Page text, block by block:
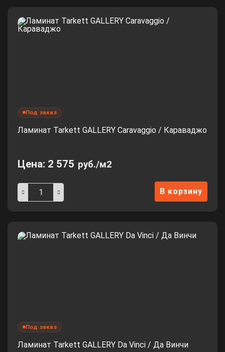
Под заказ
Ламинат Tarkett GALLERY Caravaggio / Караваджо
Цена: 2 575 руб./м2
В корзину
Под заказ
Ламинат Tarkett GALLERY Da Vinci / Да Винчи